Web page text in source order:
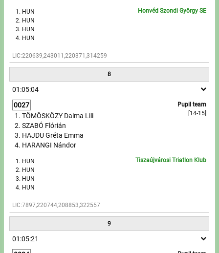
HUN
HUN
HUN
HUN
LIC:220639,243011,220371,314259
Honvéd Szondi György SE
8
01:05:04
0027
Pupil team
[14-15]
TÖMÖSKÖZY Dalma Lili
SZABÓ Flórián
HAJDU Gréta Emma
HARANGI Nándor
HUN
HUN
HUN
HUN
LIC:7897,220744,208853,322557
Tiszaújvárosi Triatlon Klub
9
01:05:21